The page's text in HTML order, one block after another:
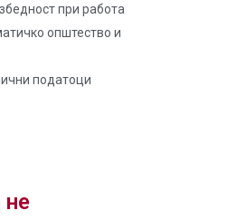
при работа
општество и
податоци
не